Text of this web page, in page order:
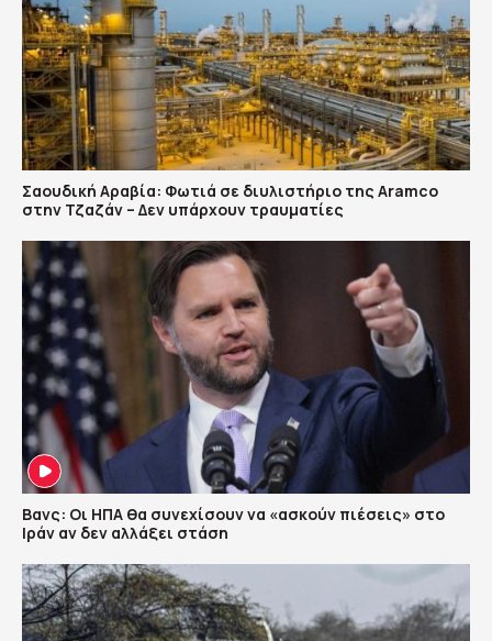
Σαουδική Αραβία: Φωτιά σε διυλιστήριο της Aramco
στην Τζαζάν – Δεν υπάρχουν τραυματίες
Βανς: Οι ΗΠΑ θα συνεχίσουν να «ασκούν πιέσεις» στο
Ιράν αν δεν αλλάξει στάση